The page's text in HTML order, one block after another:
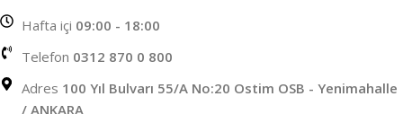
Hafta içi 09:00 - 18:00
Telefon 0312 870 0 800
Adres 100 Yıl Bulvarı 55/A No:20 Ostim OSB - Yenimahalle
/ ANKARA